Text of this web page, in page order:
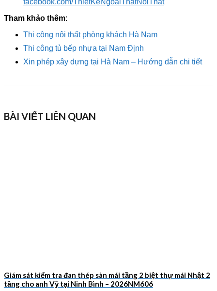
Tham khảo thêm:
Thi công nội thất phòng khách Hà Nam
Thi công tủ bếp nhựa tại Nam Định
Xin phép xây dựng tại Hà Nam – Hướng dẫn chi tiết
BÀI VIẾT LIÊN QUAN
Giám sát kiểm tra đan thép sàn mái tầng 2 biệt thự mái Nhật 2
tầng cho anh Vỹ tại Ninh Bình – 2026NM606